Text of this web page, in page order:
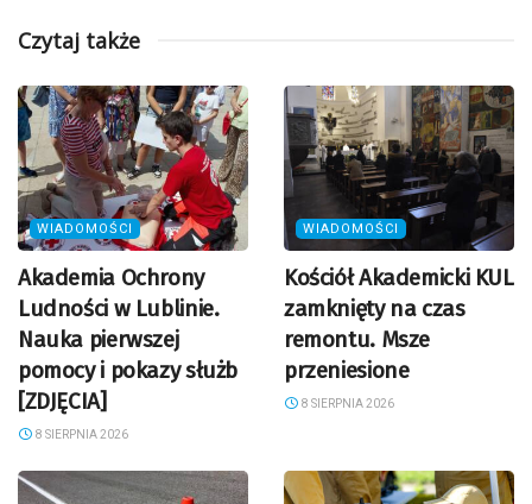
Czytaj także
WIADOMOŚCI
Akademia Ochrony
Ludności w Lublinie.
Nauka pierwszej
pomocy i pokazy służb
[ZDJĘCIA]
8 SIERPNIA 2026
WIADOMOŚCI
Kościół Akademicki KUL
zamknięty na czas
remontu. Msze
przeniesione
8 SIERPNIA 2026